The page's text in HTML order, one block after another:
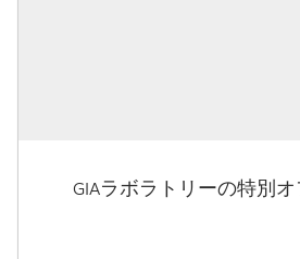
GIAラボラトリーの特別